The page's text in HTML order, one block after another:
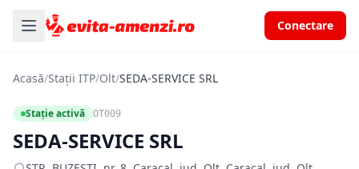
Conectare
Acasă/Stații ITP/Olt/SEDA-SERVICE SRL
Stație activă OT009
SEDA-SERVICE SRL